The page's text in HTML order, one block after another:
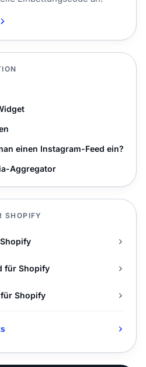
einen Instagram-Feed ein?
Aggregator
SHOPIFY
für Shopify
für Shopify